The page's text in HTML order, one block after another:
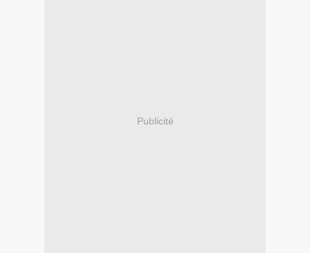
Publicité